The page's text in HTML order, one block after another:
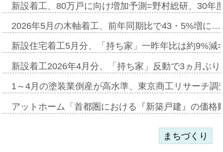
新設着工、80万戸に向け増加予測=野村総研、30年
2026年5月の木軸着工、前年同期比で43・5%増に…
新設住宅着工5月分、「持ち家」一昨年比は約9%
新設着工2026年4月分、「持ち家」反動で3ヵ月ぶ
1～4月の塗装業倒産が高水準、東京商工リサーチ
アットホーム「首都圏における『新築戸建』の価
まちづくり